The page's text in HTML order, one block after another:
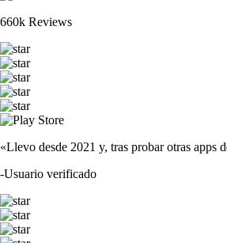
660k Reviews
«Llevo desde 2021 y, tras probar otras apps
-Usuario verificado